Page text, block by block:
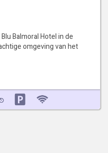
Balmoral Hotel in de
omgeving van het